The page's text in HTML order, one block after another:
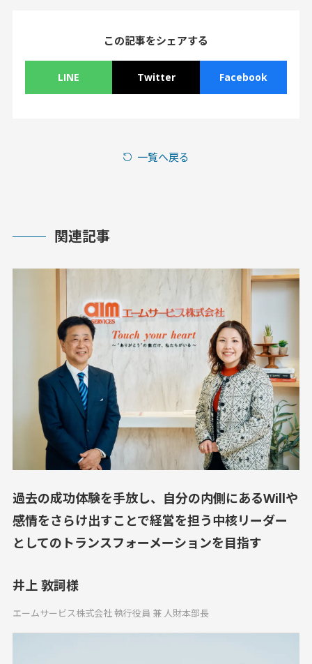
この記事をシェアする
LINE Twitter Facebook
一覧へ戻る
関連記事
過去の成功体験を手放し、自分の内側にあるWillや
感情をさらけ出すことで経営を担う中核リーダー
としてのトランスフォーメーションを目指す
井上 敦詞様
エームサービス株式会社 執行役員 兼 人財本部長